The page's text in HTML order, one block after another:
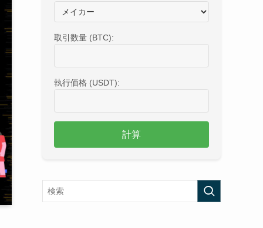
取引数量 (BTC):
執行価格 (USDT):
計算